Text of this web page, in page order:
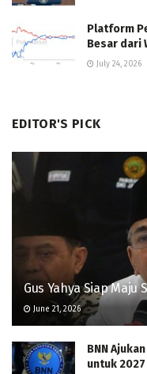
Platform
Besar dari
July 24, 2026
EDITOR'S PICK
Gus Yahya Siap Maju
June 21, 2026
BNN
untuk 2027